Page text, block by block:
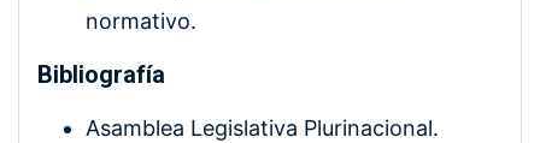
normativo.
Bibliografía
Asamblea Legislativa Plurinacional.